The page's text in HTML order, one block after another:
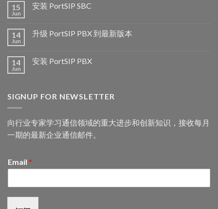
15
Jun
安装 PortSIP SBC
14
Jun
升级 PortSIP PBX 到最新版本
14
Jun
安装 PortSIP PBX
SIGNUP FOR NEWSLETTER
向行业专家学习通信领域的重大进步和创新知识，接收每月
一期的最新企业通信邮件。
Email *